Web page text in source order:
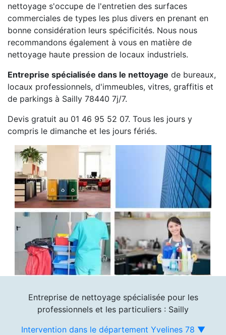
nettoyage s'occupe de l'entretien des surfaces
commerciales de types les plus divers en prenant en
bonne considération leurs spécificités. Nous nous
recommandons également à vous en matière de
nettoyage haute pression de locaux industriels.
Entreprise spécialisée dans le nettoyage de bureaux,
locaux professionnels, d'immeubles, vitres, graffitis et
de parkings à Sailly 78440 7j/7.
Devis gratuit au 01 46 95 52 07. Tous les jours y
compris le dimanche et les jours fériés.
Entreprise de nettoyage spécialisée pour les
professionnels et les particuliers : Sailly
Intervention dans le département Yvelines 78 ▼